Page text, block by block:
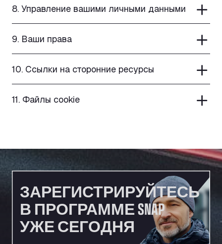
8. Управление вашими личными данными
9. Ваши права
10. Ссылки на сторонние ресурсы
11. Файлы cookie
ЗАРЕГИСТРИРУЙТЕСЬ
В ПРОГРАММЕ SNAP
УЖЕ СЕГОДНЯ